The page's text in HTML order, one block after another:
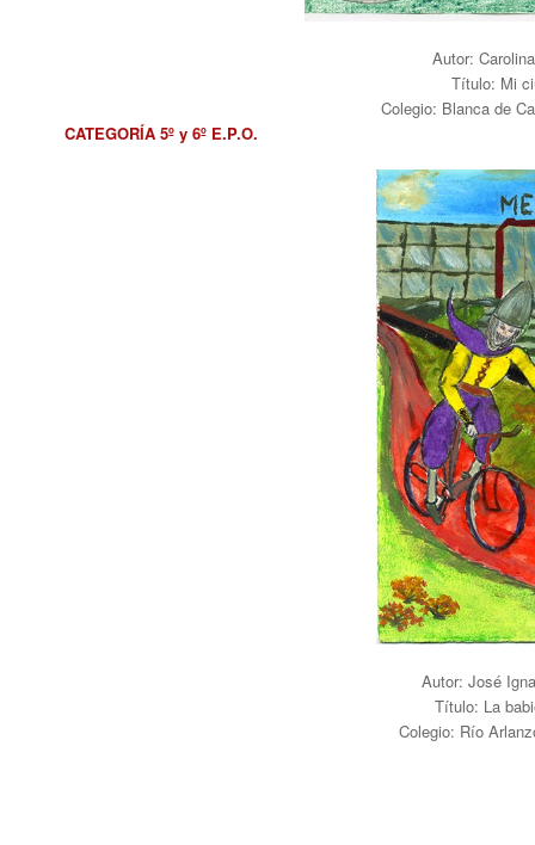
Autor:
Título: Mi
Colegio: Blanca de
CATEGORÍA 5º y 6º E.P.O.
Autor: José
Título: La
Colegio: Río